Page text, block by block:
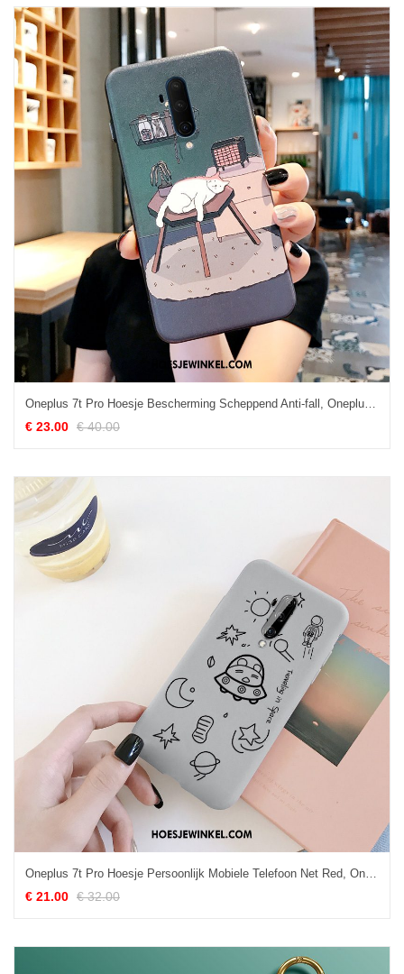
Oneplus 7t Pro Hoesje Bescherming Scheppend Anti-fall, Oneplus 7t Pro Hoesje Kat Hanger
€ 23.00 € 40.00
Oneplus 7t Pro Hoesje Persoonlijk Mobiele Telefoon Net Red, Oneplus 7t Pro Hoesje Grijs Zacht
€ 21.00 € 32.00